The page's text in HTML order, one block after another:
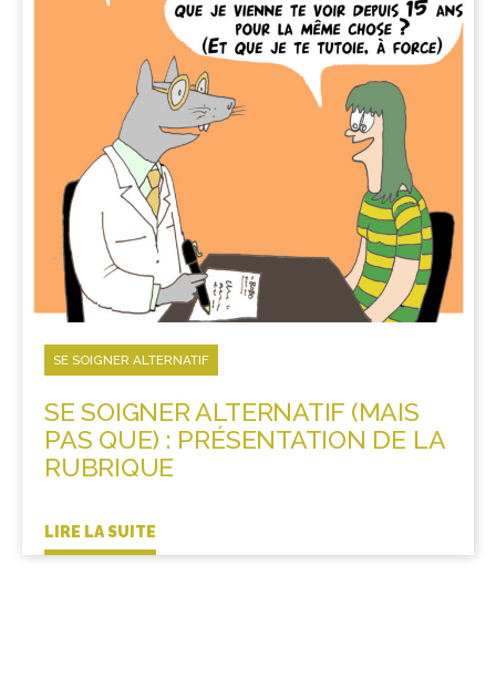
SE SOIGNER ALTERNATIF
SE SOIGNER ALTERNATIF (MAIS
PAS QUE) : PRÉSENTATION DE LA
RUBRIQUE
LIRE LA SUITE